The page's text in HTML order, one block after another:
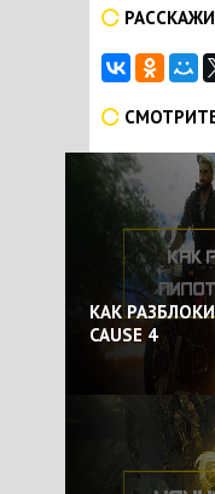
КАК
CAUSE 4